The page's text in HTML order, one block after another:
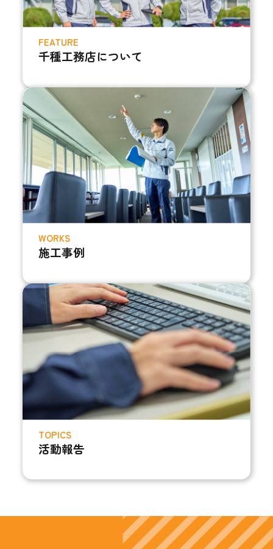
FEATURE
千種工務店について
WORKS
施工事例
TOPICS
活動報告